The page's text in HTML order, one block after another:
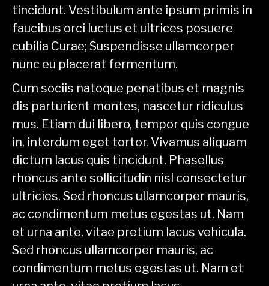
tincidunt. Vestibulum ante ipsum primis in
faucibus orci luctus et ultrices posuere
cubilia Curae; Suspendisse ullamcorper
nunc eu placerat fermentum.
Cum sociis natoque penatibus et magnis
dis parturient montes, nascetur ridiculus
mus. Etiam dui libero, tempor quis congue
in, interdum eget tortor. Vivamus aliquam
dictum lacus quis tincidunt. Phasellus
rhoncus ante sollicitudin nisl consectetur
ultricies. Sed rhoncus ullamcorper mauris,
ac condimentum metus egestas ut. Nam
et urna ante, vitae pretium lacus vehicula.
Sed rhoncus ullamcorper mauris, ac
condimentum metus egestas ut. Nam et